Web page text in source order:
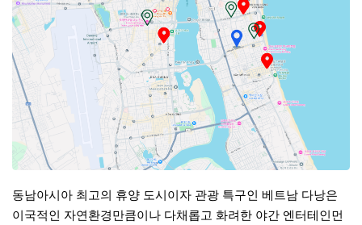
동남아시아 최고의 휴양 도시이자 관광 특구인 베트남 다낭은
이국적인 자연환경만큼이나 다채롭고 화려한 야간 엔터테인먼